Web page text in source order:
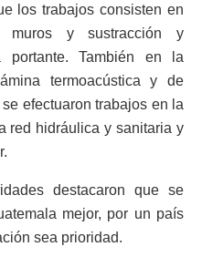
los trabajos consisten en
muros y sustracción y
portante. También en la
termoacústica y de
efectuaron trabajos en la
red hidráulica y sanitaria y
destacaron que se
mejor, por un país
sea prioridad.